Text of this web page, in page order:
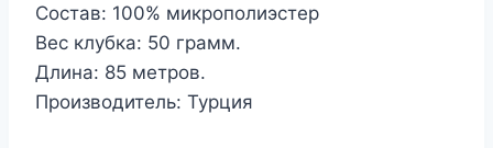
Состав: 100% микрополиэстер
Вес клубка: 50 грамм.
Длина: 85 метров.
Производитель: Турция